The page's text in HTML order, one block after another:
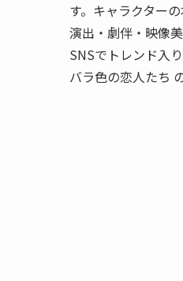
す。キャラクター
演出・劇伴・映像
SNSでトレンド入
バラ色の恋人たち